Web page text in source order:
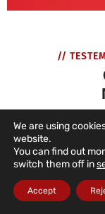
//
We are using
website.
You can find out
switch them off in
Accept